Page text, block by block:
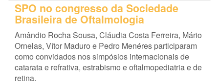
SPO no congresso da Sociedade
Brasileira de Oftalmologia
Amândio Rocha Sousa, Cláudia Costa Ferreira, Mário
Ornelas, Vítor Maduro e Pedro Menéres participaram
como convidados nos simpósios internacionais de
catarata e refrativa, estrabismo e oftalmopediatria e de
retina.